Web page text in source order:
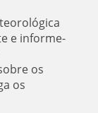
e informe-
os
os